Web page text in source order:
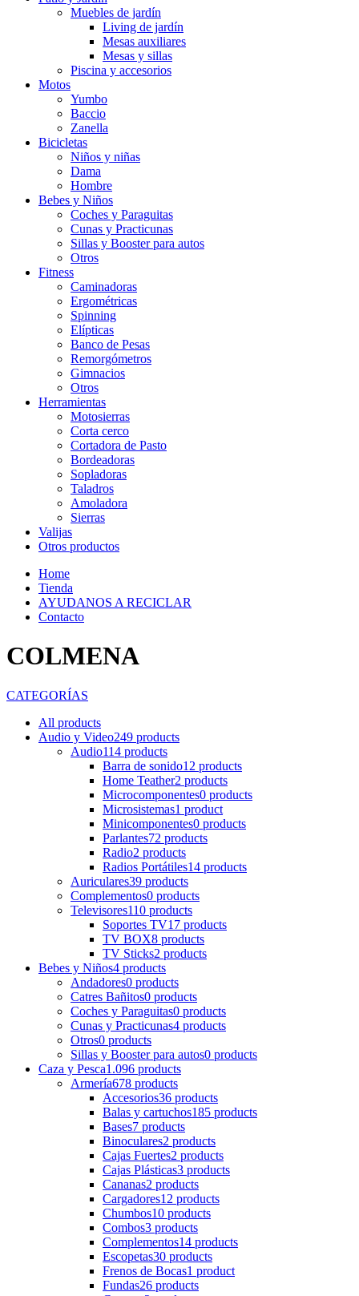
Muebles de jardín
Living de jardín
Mesas auxiliares
Mesas y sillas
Piscina y accesorios
Motos
Yumbo
Baccio
Zanella
Bicicletas
Niños y niñas
Dama
Hombre
Bebes y Niños
Coches y Paraguitas
Cunas y Practicunas
Sillas y Booster para autos
Otros
Fitness
Caminadoras
Ergométricas
Spinning
Elípticas
Banco de Pesas
Remorgómetros
Gimnacios
Otros
Herramientas
Motosierras
Corta cerco
Cortadora de Pasto
Bordeadoras
Sopladoras
Taladros
Amoladora
Sierras
Valijas
Otros productos
Home
Tienda
AYUDANOS A RECICLAR
Contacto
COLMENA
CATEGORÍAS
All products
Audio y Video249 products
Audio114 products
Barra de sonido12 products
Home Teather2 products
Microcomponentes0 products
Microsistemas1 product
Minicomponentes0 products
Parlantes72 products
Radio2 products
Radios Portátiles14 products
Auriculares39 products
Complementos0 products
Televisores110 products
Soportes TV17 products
TV BOX8 products
TV Sticks2 products
Bebes y Niños4 products
Andadores0 products
Catres Bañitos0 products
Coches y Paraguitas0 products
Cunas y Practicunas4 products
Otros0 products
Sillas y Booster para autos0 products
Caza y Pesca1.096 products
Armería678 products
Accesorios36 products
Balas y cartuchos185 products
Bases7 products
Binoculares2 products
Cajas Fuertes2 products
Cajas Plásticas3 products
Cananas2 products
Cargadores12 products
Chumbos10 products
Combos3 products
Complementos14 products
Escopetas30 products
Frenos de Bocas1 product
Fundas26 products